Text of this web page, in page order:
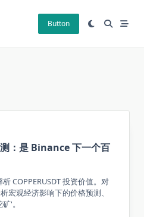
Button
：是 Binance 下一个百
COPPERUSDT 投资价值。对
宏观经济影响下的价格预测、
'。